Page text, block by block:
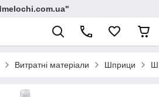
Витратні матеріали Шприци